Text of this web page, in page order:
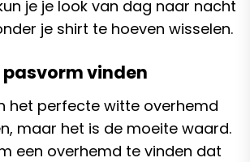
je je look van dag naar nacht
je shirt te hoeven wisselen.
pasvorm vinden
het perfecte witte overhemd
maar het is de moeite waard.
een overhemd te vinden dat